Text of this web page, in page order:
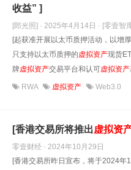
收益” ]
[郎光照] · 2025年4月14日 · [零壹智
[起获准开展以太币质押活动，以增
只支持以太币质押的虚拟资产现货
牌虚拟资产交易平台和认可虚拟资产
RWA 虚拟资产 Web3.0
[香港交易所将推出虚拟资
零壹财经 · 2024年10月29日
[香港交易所昨日宣布，将于2024年